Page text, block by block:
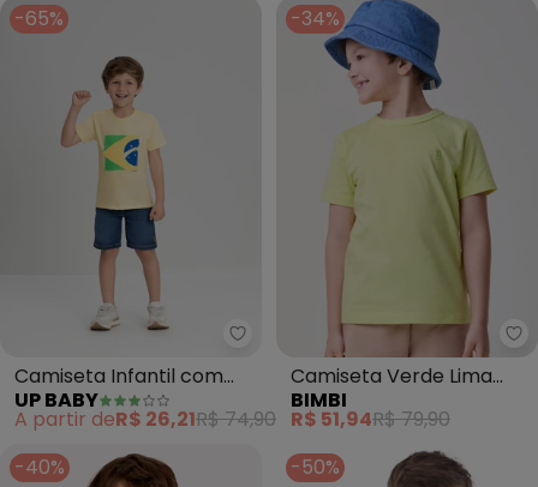
-65%
Up Baby - Camiseta Infantil
Camiseta Infantil com
Bandeira Brasil Amarelo
UP BABY
A partir deR$ 26,21R$ 74,90
-34%
Camiseta Verde Lima
Básica (Amarelo)
BIMBI
R$ 51,94R$ 79,90
-40%
-50%